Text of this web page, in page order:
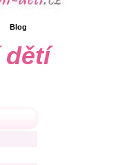
Blog
dětí